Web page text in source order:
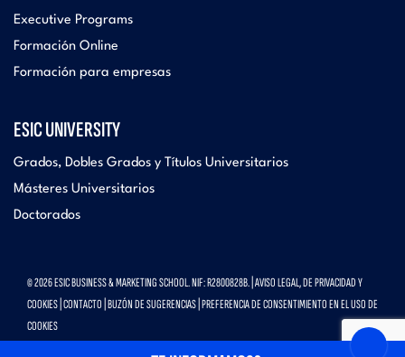
Executive Programs
Formación Online
Formación para empresas
ESIC UNIVERSITY
Grados, Dobles Grados y Títulos Universitarios
Másteres Universitarios
Doctorados
© 2026 ESIC BUSINESS & MARKETING SCHOOL. NIF: R2800828B. | AVISO LEGAL, DE PRIVACIDAD Y
COOKIES CONTACTO BUZÓN DE SUGERENCIAS PREFERENCIA DE CONSENTIMIENTO EN EL USO DE
COOKIES